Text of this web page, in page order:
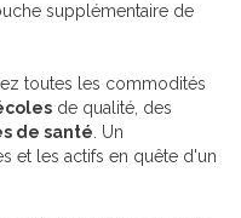
supplémentaire de
toutes les commodités
de qualité, des
de santé. Un
et les actifs en quête d'un